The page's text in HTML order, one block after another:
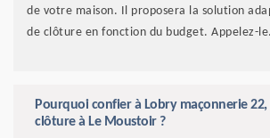
de votre maison. Il proposera la solution
de clôture en fonction du budget. Appelez-le.
Pourquoi confier à Lobry maçonnerie 22,
clôture à Le Moustoir ?